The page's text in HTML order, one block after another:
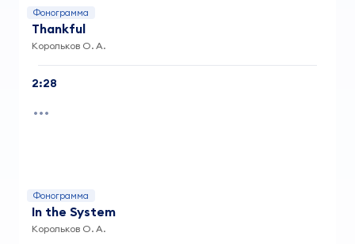
Фонограмма
Thankful
Корольков О. А.
2:28
Фонограмма
In the System
Корольков О. А.